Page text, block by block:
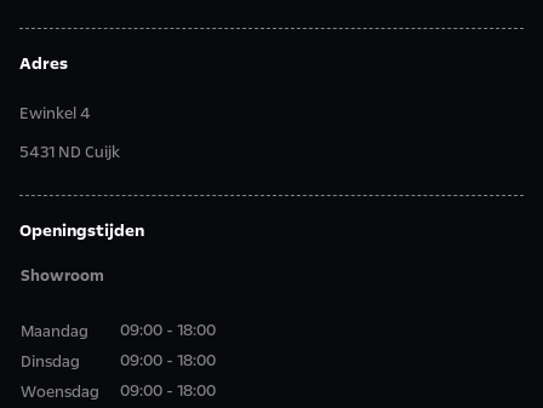
Adres
Ewinkel 4
5431 ND Cuijk
Openingstijden
Showroom
Maandag
Dinsdag
Woensdag
09:00 - 18:00
09:00 - 18:00
09:00 - 18:00